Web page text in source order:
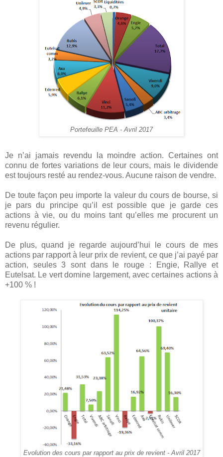
Portefeuille PEA - Avril 2017
Je n’ai jamais revendu la moindre action. Certaines ont
connu de fortes variations de leur cours, mais le dividende
est toujours resté au rendez-vous. Aucune raison de vendre.
De toute façon peu importe la valeur du cours de bourse, si
je pars du principe qu’il est possible que je garde ces
actions à vie, ou du moins tant qu’elles me procurent un
revenu régulier.
De plus, quand je regarde aujourd’hui le cours de mes
actions par rapport à leur prix de revient, ce que j’ai payé par
action, seules 3 sont dans le rouge : Engie, Rallye et
Eutelsat. Le vert domine largement, avec certaines actions à
+100 % !
Evolution des cours par rapport au prix de revient - Avril 2017